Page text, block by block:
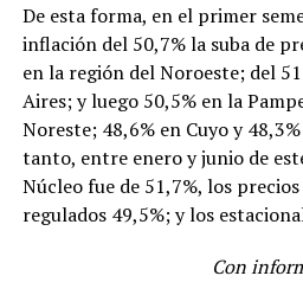
De esta forma, en el primer
inflación del 50,7% la suba de
en la región del Noroeste; del
Aires; y luego 50,5% en la
Noreste; 48,6% en Cuyo y
tanto, entre enero y junio de
Núcleo fue de 51,7%, los
regulados 49,5%; y los
Con